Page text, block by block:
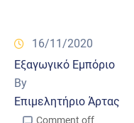
16/11/2020
Εξαγωγικό Εμπόριο
By
Επιμελητήριο Άρτας
Comment off